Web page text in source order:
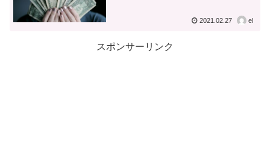
2021.02.27 el
スポンサーリンク